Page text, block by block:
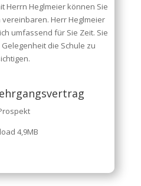
Herrn Heglmeier können Sie
Herr Heglmeier
umfassend für Sie Zeit. Sie
die Schule zu
4,9MB